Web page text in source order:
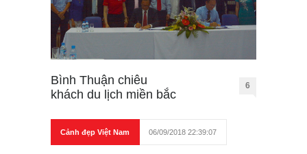
Bình Thuận chiêu
khách du lịch miền bắc
6
Cảnh đẹp Việt Nam 06/09/2018 22:39:07